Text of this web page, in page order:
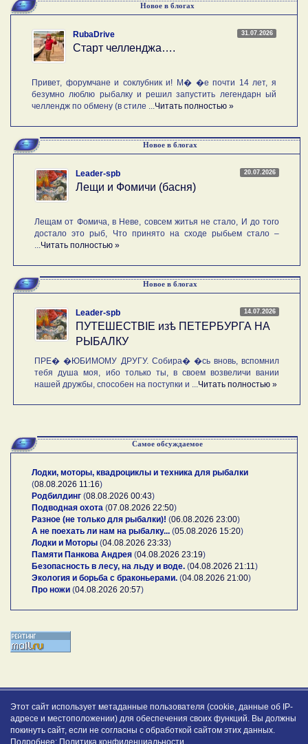
Новое в блогах
31.07.2026
RubaDrive
Старт челленджа….
Привет, форумчане и соклубник и! М� �е почти 14 лет, я
безумно люблю рыбалку и решил запустить легендарн ый
челлендж по обмену (в стиле ... Читать полностью »
Новое в блогах
20.07.2026
Leader-spb
Лещи и Фомичи (басня)
Лещам от Фомича, в Неве, совсем житья не стало, И до того
достало это рыб, Что принято на сходе рыбьем стало –
Читать полностью »
Новое в блогах
14.07.2026
Leader-spb
ПУТЕШЕСТВIE изѣ ПЕТЕРБУРГА НА
РЫБАЛКУ
ПРЕ� �ЮБИМОМУ ДРУГУ. Собира� �сь вновь, вспомнил
тебя душа моя, ибо только ты, в своем возвеличи вании
нашей дружбы, способен на поступки и ... Читать полностью »
Самое обсуждаемое
Лодки, моторы, квадроциклы и техника для рыбалки
(08.08.2026 11:16)
Родбилдинг (08.08.2026 00:43)
Подводная охота (07.08.2026 22:50)
Разное (не только для рыбалки)! (06.08.2026 23:00)
А не поехать ли нам на рыбалку... (05.08.2026 15:20)
Лодки и Моторы (04.08.2026 23:33)
Памяти Панкова Андрея (04.08.2026 23:19)
Безопасность в лесу, на льду и воде. (04.08.2026 21:11 )
Экология и борьба с браконьерами. (04.08.2026 21:00)
Про ножи (04.08.2026 20:57)
Этот сайт использует метаданные пользователя (cookie, данные об IP-
адресе и местоположении) для обеспечения своих функций. Вы должны
покинуть сайт, если не согласны с обработкой сайтом этих данных.
Подробнее: Политика конфиденциальности